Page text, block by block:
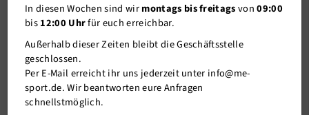
Verantwortung
In diesen Wochen sind wirmontags bis freitagsvon09:00
bis12:00 Uhrfür euch erreichbar.
Außerhalb dieser Zeiten bleibt die Geschäftsstelle
geschlossen.
Per E-Mail erreicht ihr uns jederzeit unter info@me-
sport.de. Wir beantworten eure Anfragen
schnellstmöglich.